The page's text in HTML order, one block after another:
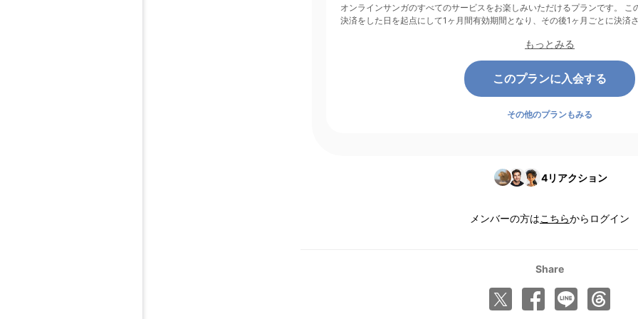
オンラインサンガのすべてのサービスをお楽しみいただけるプランです。 このプランは、クレジットカード
決済をした日を起点にして1ヶ月間有効期間となり、その後1ヶ月ごとに決済さ
もっとみる
このプランに入会する
その他のプランもみる
4リアクション
メンバーの方はこちらからログイン
Share